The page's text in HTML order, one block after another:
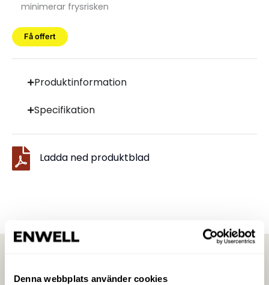
Denna webbplats använder cookies
minimerar frysrisken
Få offert
Produktinformation
Specifikation
Ladda ned produktblad